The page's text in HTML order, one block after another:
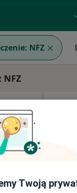
NFZ
·
Twoją